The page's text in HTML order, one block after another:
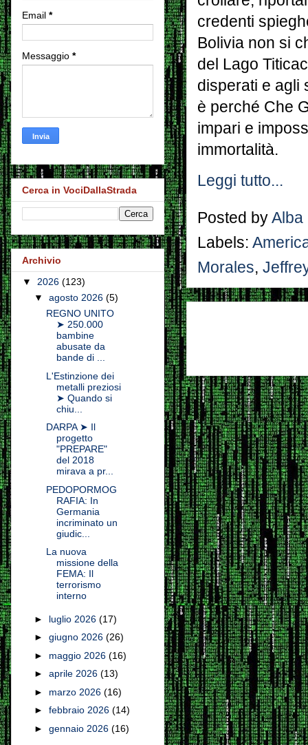
credenti
Bolivia non si
del Lago
disperati e agli
è perché Che
impari e
immortalità.
Leggi tutto...
Posted by Alba
Labels:
Morales,
Email *
Messaggio *
Cerca in VociDallaStrada
Archivio
▼ 2026 (123)
▼ agosto 2026 (5)
REGNO UNITO
➤ 250.000
bambine
abusate da
bande di ...
L'Estinzione dei
metalli preziosi
➤ Quando si
chiu...
DARPA ➤ Il
progetto
"PREPARE"
del 2018
mirava a pr...
PEDOPORMOG
RAFIA: In
Germania
incriminato un
giudic...
La nuova
missione della
FEMA: Il
terrorismo
interno
► luglio 2026 (17)
► giugno 2026 (26)
► maggio 2026 (16)
► aprile 2026 (13)
► marzo 2026 (16)
► febbraio 2026 (14)
► gennaio 2026 (16)